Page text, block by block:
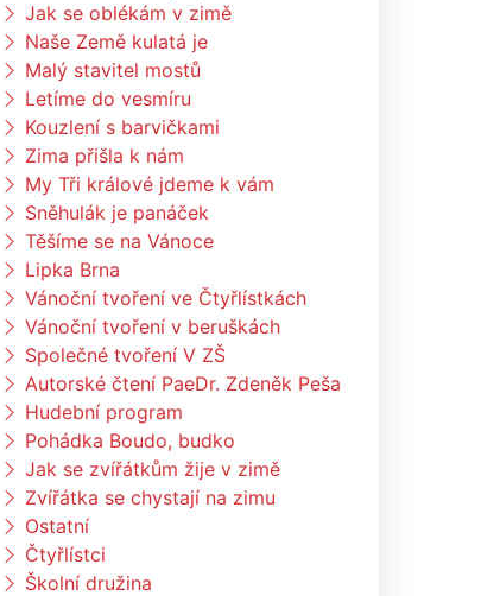
Jak se oblékám v zimě
Naše Země kulatá je
Malý stavitel mostů
Letíme do vesmíru
Kouzlení s barvičkami
Zima přišla k nám
My Tři králové jdeme k vám
Sněhulák je panáček
Těšíme se na Vánoce
Lipka Brna
Vánoční tvoření ve Čtyřlístkách
Vánoční tvoření v beruškách
Společné tvoření V ZŠ
Autorské čtení PaeDr. Zdeněk Peša
Hudební program
Pohádka Boudo, budko
Jak se zvířátkům žije v zimě
Zvířátka se chystají na zimu
Ostatní
Čtyřlístci
Školní družina